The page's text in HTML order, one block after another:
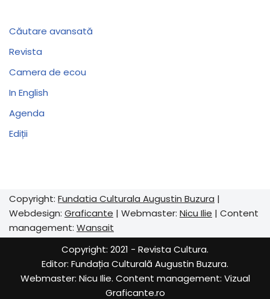
Căutare avansată
Revista
Camera de ecou
In English
Agenda
Ediții
Copyright: Fundatia Culturala Augustin Buzura |
Webdesign: Graficante | Webmaster: Nicu Ilie | Content
management: Wansait
Copyright: 2021 - Revista Cultura.
Editor: Fundația Culturală Augustin Buzura.
Webmaster: Nicu Ilie. Content management: Vizual
Graficante.ro